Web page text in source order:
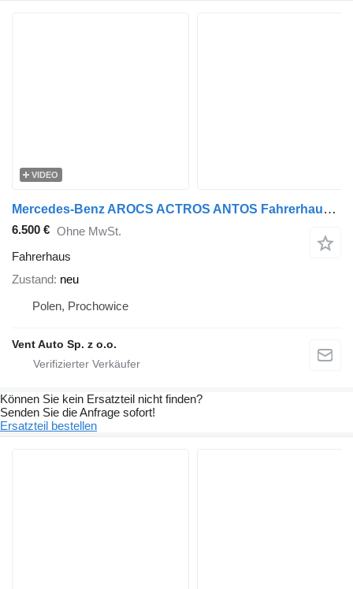
VIDEO
Mercedes-Benz AROCS ACTROS ANTOS Fahrerhaus für Mercedes-Benz ACTROS ANTOS AROCS LKW
6.500 € Ohne MwSt.
Fahrerhaus
Zustand
neu
Polen, Prochowice
Vent Auto Sp. z o.o.
Können Sie kein Ersatzteil nicht finden?
Senden Sie die Anfrage sofort!
Ersatzteil bestellen